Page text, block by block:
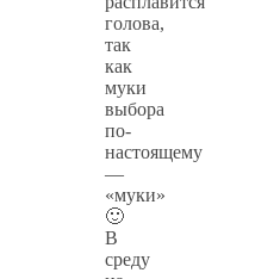
голова,
так
как
муки
выбора
по-
настоящему
—
«муки»
🙂
В
среду